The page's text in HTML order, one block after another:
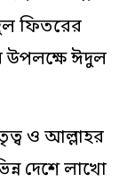
ফিতরের
উপলক্ষে ঈদুল
ও আল্লাহর
দেশে লাখো